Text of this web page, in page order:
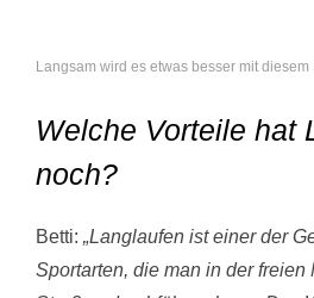
Langsam wird es etwas besser mit diesem
Welche Vorteile hat
noch?
Betti: „Langlaufen ist einer der
Sportarten, die man in der freien